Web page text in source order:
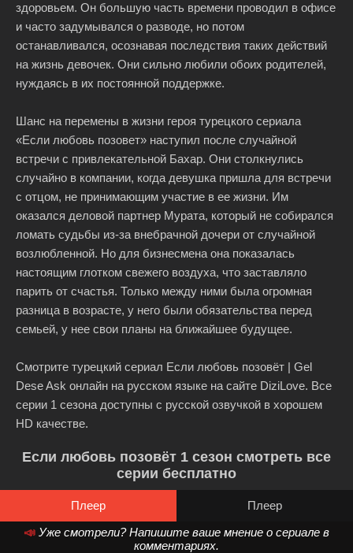
здоровьем. Он большую часть времени проводил в офисе
и часто задумывался о разводе, но потом
останавливался, осознавая последствия таких действий
на жизнь девочек. Они сильно любили обоих родителей,
нуждаясь в их постоянной поддержке.
Шанс на перемены в жизни героя турецкого сериала
«Если любовь позовет» наступил после случайной
встречи с привлекательной Бахар. Они столкнулись
случайно в компании, когда девушка пришла для встречи
с отцом, не принимающим участие в ее жизни. Им
оказался деловой партнер Мурата, который не собирался
ломать судьбы из-за внебрачной дочери от случайной
возлюбленной. Но для бизнесмена она показалась
настоящим глотком свежего воздуха, что заставляло
парить от счастья. Только между ними была огромная
разница в возрасте, у него были обязательства перед
семьей, у нее свои планы на ближайшее будущее.
Смотрите турецкий сериал Если любовь позовёт | Gel
Dese Ask онлайн на русском языке на сайте DiziLove. Все
серии 1 сезона доступны с русской озвучкой в хорошем
HD качестве.
Если любовь позовёт 1 сезон смотреть все
серии бесплатно
Плеер
Плеер
📣 Уже смотрели? Напишите ваше мнение о сериале в
комментариях.